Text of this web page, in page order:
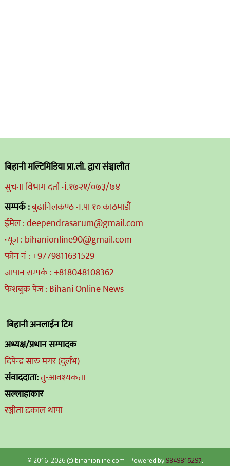
बिहानी मल्टिमिडिया प्रा.ली. द्वारा संञ्चालीत
सुचना विभाग दर्ता नं.१७२१/०७३/७४
सम्पर्क :बुढानिलकण्ठ न.पा १० काठमाडौं
ईमेल : deependrasarum@gmail.com
न्यूज : bihanionline90@gmail.com
फोन नं : +9779811631529
जापान सम्पर्क : +818048108362
फेशबुक पेज : Bihani Online News
बिहानी अनलाईन टिम
अध्यक्ष/प्रधान सम्पादक
दिपेन्द्र सारु मगर (दुर्लभ)
संवाददाता:तु-आवश्यकता
सल्लाहाकार
रञ्जीता ढकाल थापा
© 2016-2026 @ bihanionline.com | Powered by 9849815297.